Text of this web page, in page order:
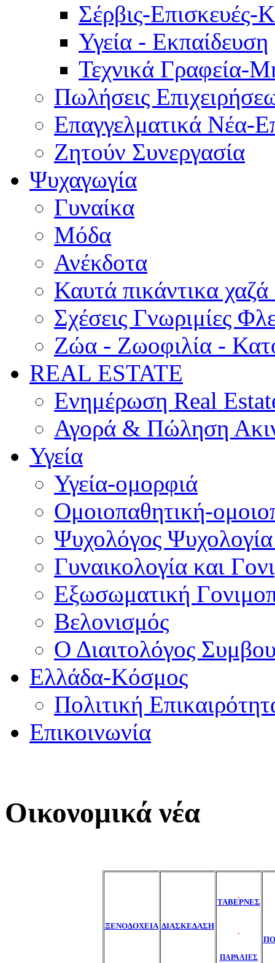
Σέρβις-Επισκευές-
Υγεία - Εκπαίδευση
Τεχνικά Γραφεία-
Πωλήσεις
Επαγγελματικά Νέα-
Ζητούν Συνεργασία
Ψυχαγωγία
Γυναίκα
Μόδα
Ανέκδοτα
Καυτά πικάντικα χαζά
Σχέσεις Γνωριμίες
Ζώα - Ζωοφιλία -
REAL ESTATE
Ενημέρωση Real
Αγορά & Πώληση
Υγεία
Υγεία-ομορφιά
Ομοιοπαθητική-
Ψυχολόγος
Γυναικολογία και
Εξωσωματική
Βελονισμός
Ο Διαιτολόγος
Ελλάδα-Κόσμος
Πολιτική
Επικοινωνία
Οικονομικά νέα
ΞΕΝΟΔΟΧΕΙΑ ΔΙΑΣΚΕΔΑΣΗ
ΤΑΒΕΡΝΕΣ
ΠΑΡΑΛΙΕΣ